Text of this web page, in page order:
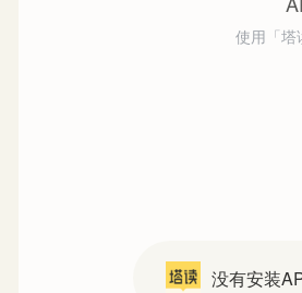
使用「塔
没有安装